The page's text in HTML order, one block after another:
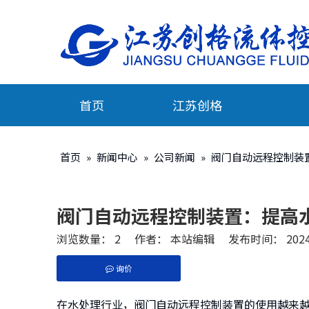
首页 江苏创格
首页 » 新闻中心 » 公司新闻 » 阀门自动远程控制
阀门自动远程控制装置：提高
浏览数量： 2 作者： 本站编辑 发布时间：
询价
在水处理行业，阀门自动远程控制装置的使用越来